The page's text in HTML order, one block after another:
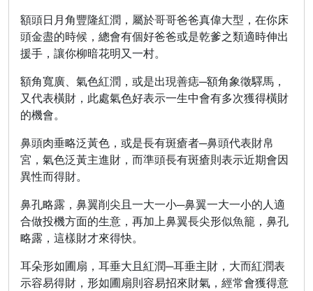
額頭日月角豐隆紅潤，屬於哥哥爸爸真偉大型，在你床
頭金盡的時候，總會有個好爸爸或是乾爹之類適時伸出
援手，讓你柳暗花明又一村。
額角寬廣、氣色紅潤，或是出現善痣─額角象徵驛馬，
又代表橫財，此處氣色好表示一生中會有多次獲得橫財
的機會。
鼻頭肉垂略泛黃色，或是長有斑瘡者─鼻頭代表財帛
宮，氣色泛黃主進財，而準頭長有斑瘡則表示近期會因
異性而得財。
鼻孔略露，鼻翼削尖且一大一小─鼻翼一大一小的人適
合做投機方面的生意，再加上鼻翼長尖形似魚籠，鼻孔
略露，這樣財才來得快。
耳朵形如圃扇，耳垂大且紅潤─耳垂主財，大而紅潤表
示容易得財，形如圃扇則容易招來財氣，經常會獲得意